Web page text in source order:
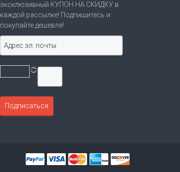
эксклюзивный КУПОН НА СКИДКУ в
каждой рассылке! Подпишитесь и
покупайте дешевле!